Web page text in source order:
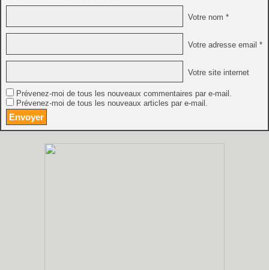
Votre nom *
Votre adresse email *
Votre site internet
Prévenez-moi de tous les nouveaux commentaires par e-mail.
Prévenez-moi de tous les nouveaux articles par e-mail.